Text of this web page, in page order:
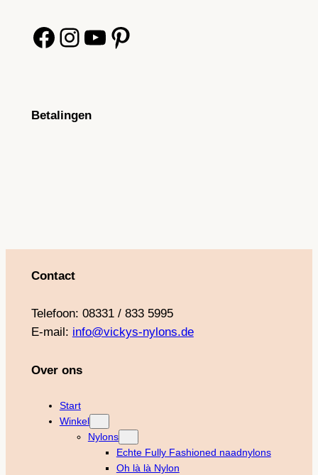
Facebook Instagram YouTube Pinterest
Betalingen
Contact
Telefoon: 08331 / 833 5995
E-mail: info@vickys-nylons.de
Over ons
Start
Winkel
Nylons
Echte Fully Fashioned naadnylons
Oh là là Nylon